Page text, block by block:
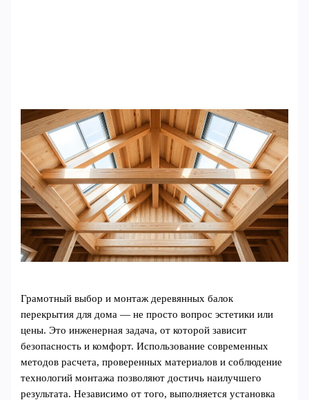
Грамотный выбор и монтаж деревянных балок
перекрытия для дома — не просто вопрос эстетики или
цены. Это инженерная задача, от которой зависит
безопасность и комфорт. Использование современных
методов расчета, проверенных материалов и соблюдение
технологий монтажа позволяют достичь наилучшего
результата. Независимо от того, выполняется установка